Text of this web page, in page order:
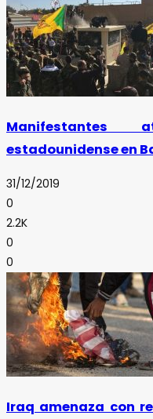
Manifestantes
estadounidense en
31/12/2019
0
2.2K
0
0
Iraq amenaza con